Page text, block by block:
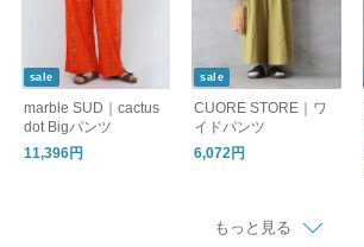
sale
marble SUD｜cactus
dot Bigパンツ
11,396円
sale
CUORE STORE｜ワ
イドパンツ
6,072円
もっと見る